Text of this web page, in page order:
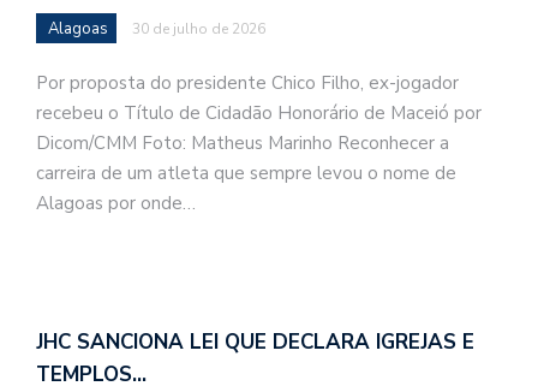
Alagoas 30 de julho de 2026
Por proposta do presidente Chico Filho, ex-jogador
recebeu o Título de Cidadão Honorário de Maceió por
Dicom/CMM Foto: Matheus Marinho Reconhecer a
carreira de um atleta que sempre levou o nome de
Alagoas por onde…
JHC SANCIONA LEI QUE DECLARA IGREJAS E
TEMPLOS…